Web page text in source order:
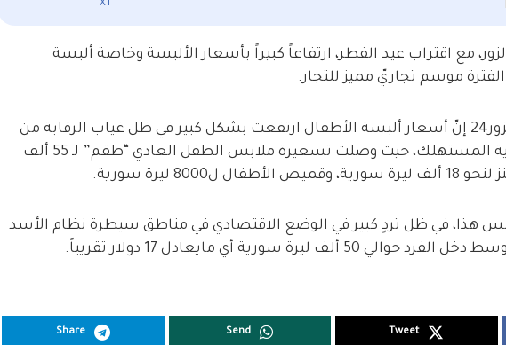
x1
مع اقتراب عيد الفطر، ارتفاعاً كبيراً بأسعار الألبسة وخاصة ألبسة
موسم تجاريّ مميز للتجار.
وقال مراسل شبكة ديرالزور24 إنّ أسعار ألبسة الأطفال ارتفعت بشكل كبير في ظل غياب الرقابة من
قبل مديرية التجارة وحماية المستهلك، حيث وصلت تسعيرة ملابس الطفل العادي “طقم” لـ 55 ألف
ليرة سورية.
هذا، في ظل تردٍ كبير في الوضع الاقتصادي في مناطق سيطرة نظام الأسد
ليرة سورية أي مايعادل 17 دولار تقريباً.
Tweet
Send
Share